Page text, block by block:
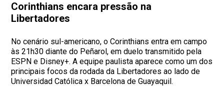
Corinthians encara pressão na
Libertadores
No cenário sul-americano, o Corinthians entra em campo
às 21h30 diante do Peñarol, em duelo transmitido pela
ESPN e Disney+. A equipe paulista aparece como um dos
principais focos da rodada da Libertadores ao lado de
Universidad Católica x Barcelona de Guayaquil.